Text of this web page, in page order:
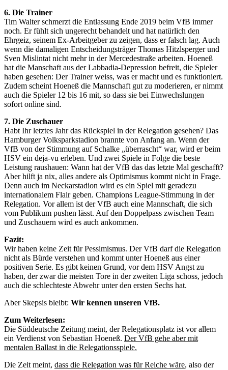
6. Die Trainer
Tim Walter schmerzt die Entlassung Ende 2019 beim VfB immer
noch. Er fühlt sich ungerecht behandelt und hat natürlich den
Ehrgeiz, seinem Ex-Arbeitgeber zu zeigen, dass er falsch lag. Auch
wenn die damaligen Entscheidungsträger Thomas Hitzlsperger und
Sven Mislintat nicht mehr in der Mercedestraße arbeiten. Hoeneß
hat die Manschaft aus der Labbadia-Depression befreit, die Spieler
haben gesehen: Der Trainer weiss, was er macht und es funktioniert.
Zudem scheint Hoeneß die Mannschaft gut zu moderieren, er nimmt
auch die Spieler 12 bis 16 mit, so dass sie bei Einwechslungen
sofort online sind.
7. Die Zuschauer
Habt Ihr letztes Jahr das Rückspiel in der Relegation gesehen? Das
Hamburger Volksparkstadion brannte von Anfang an. Wenn der
VfB von der Stimmung auf Schalke „überrascht“ war, wird er beim
HSV ein deja-vu erleben. Und zwei Spiele in Folge die beste
Leistung raushauen: Wann hat der VfB das das letzte Mal geschafft?
Aber hilft ja nix, alles andere als Optimismus kommt nicht in Frage.
Denn auch im Neckarstadion wird es ein Spiel mit geradezu
internationalem Flair geben. Champions League-Stimmung in der
Relegation. Vor allem ist der VfB auch eine Mannschaft, die sich
vom Publikum pushen lässt. Auf den Doppelpass zwischen Team
und Zuschauern wird es auch ankommen.
Fazit:
Wir haben keine Zeit für Pessimismus. Der VfB darf die Relegation
nicht als Bürde verstehen und kommt unter Hoeneß aus einer
positiven Serie. Es gibt keinen Grund, vor dem HSV Angst zu
haben, der zwar die meisten Tore in der zweiten Liga schoss, jedoch
auch die schlechteste Abwehr unter den ersten Sechs hat.
Aber Skepsis bleibt: Wir kennen unseren VfB.
Zum Weiterlesen:
Die Süddeutsche Zeitung meint, der Relegationsplatz ist vor allem
ein Verdienst von Sebastian Hoeneß. Der VfB gehe aber mit
mentalen Ballast in die Relegationsspiele.
Die Zeit meint, dass die Relegation was für Reiche wäre, also der